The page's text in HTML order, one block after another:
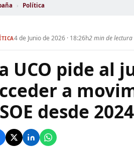
› Política
4 de Junio de 2026 · 18:26h2 min de lectura
UCO pide al
a
desde 2024